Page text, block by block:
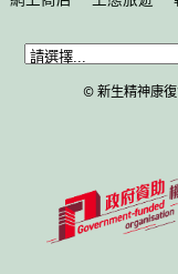
© 新生精神康復